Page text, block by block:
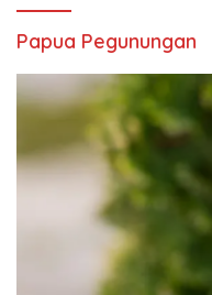
1 October 6, 2025
Fenomena Langka
Ungkap Peran
Ekstrem Peralihan
2 October 2, 2025
DPRK Mamberamo
Anggaran untuk
3 October 1, 2025
DPRK Mamteng
Prioritas pada
September 22, 2025
Sinergi Kemensos
Salurkan Bantuan